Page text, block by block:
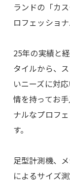
ランドの「カ
ロフェッショナ
25年の実績と
タイルから、
いニーズに対
情を持ってお
ナルなプロフ
す。
足型計測機、
によるサイズ